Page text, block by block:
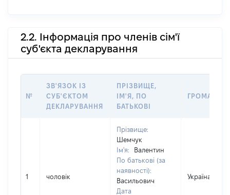
2.2. Інформація про членів сім'ї
суб'єкта декларування
№
ЗВ'ЯЗОК ІЗ
СУБ'ЄКТОМ
ДЕКЛАРУВАННЯ
ПРІЗВИЩЕ,
ІМ'Я, ПО
БАТЬКОВІ
1 чоловік
Прізвище:
Шемчук
Ім'я:
Валентин
По батькові (за
наявності):
Васильович
Дата
Україна